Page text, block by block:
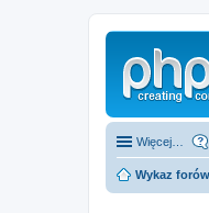
Więcej…
Wykaz forów